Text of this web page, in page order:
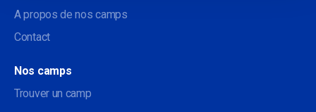
A propos de nos camps
Contact
Nos camps
Trouver un camp